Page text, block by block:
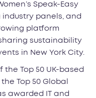
Speak-Easy
panels, and
platform
sustainability
in New York City.
the Top 50 UK-based
Top 50 Global
awarded IT and